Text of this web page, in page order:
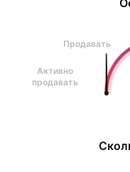
Продавать
Активно
продавать